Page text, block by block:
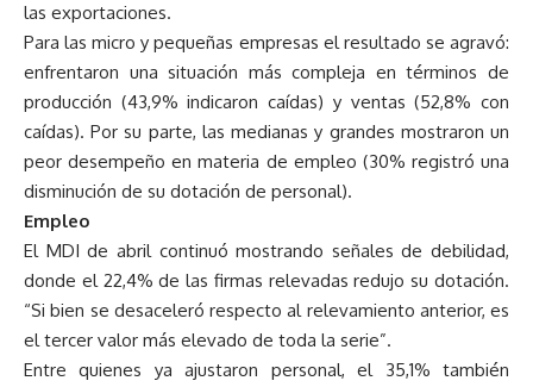
las exportaciones.
Para las micro y pequeñas empresas el resultado se agravó:
enfrentaron una situación más compleja en términos de
producción (43,9% indicaron caídas) y ventas (52,8% con
caídas). Por su parte, las medianas y grandes mostraron un
peor desempeño en materia de empleo (30% registró una
disminución de su dotación de personal).
Empleo
El MDI de abril continuó mostrando señales de debilidad,
donde el 22,4% de las firmas relevadas redujo su dotación.
“Si bien se desaceleró respecto al relevamiento anterior, es
el tercer valor más elevado de toda la serie”.
Entre quienes ya ajustaron personal, el 35,1% también